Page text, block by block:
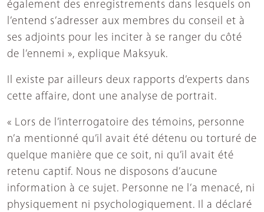
également des enregistrements dans lesquels on
l’entend s’adresser aux membres du conseil et à
ses adjoints pour les inciter à se ranger du côté
de l’ennemi », explique Maksyuk.
Il existe par ailleurs deux rapports d’experts dans
cette affaire, dont une analyse de portrait.
« Lors de l’interrogatoire des témoins, personne
n’a mentionné qu’il avait été détenu ou torturé de
quelque manière que ce soit, ni qu’il avait été
retenu captif. Nous ne disposons d’aucune
information à ce sujet. Personne ne l’a menacé, ni
physiquement ni psychologiquement. Il a déclaré